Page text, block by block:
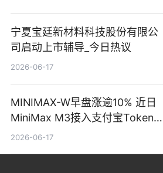
宁夏宝廷新材料科技股份有限公
司启动上市辅导_今日热议
2026-06-17
MINIMAX-W早盘涨逾10% 近日
MiniMax M3接入支付宝Token
Pay
2026-06-17